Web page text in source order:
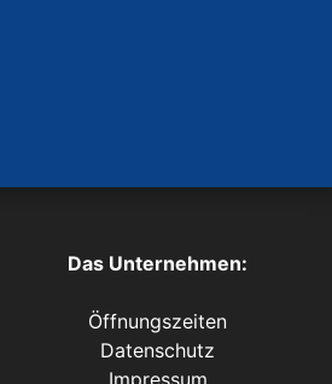
Das Unternehmen:
Öffnungszeiten
Datenschutz
Impressum